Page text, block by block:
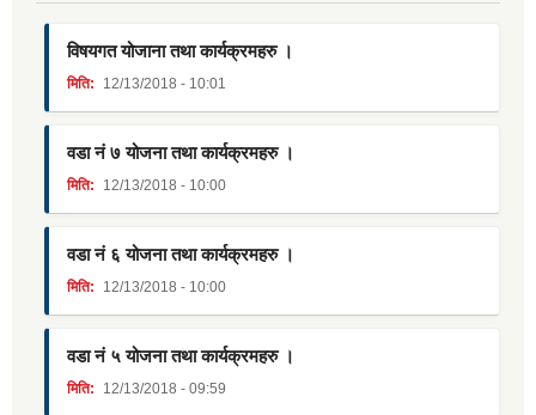
विषयगत योजाना तथा कार्यक्रमहरु ।
मिति: 12/13/2018 - 10:01
वडा नं ७ योजना तथा कार्यक्रमहरु ।
मिति: 12/13/2018 - 10:00
वडा नं ६ योजना तथा कार्यक्रमहरु ।
मिति: 12/13/2018 - 10:00
वडा नं ५ योजना तथा कार्यक्रमहरु ।
मिति: 12/13/2018 - 09:59